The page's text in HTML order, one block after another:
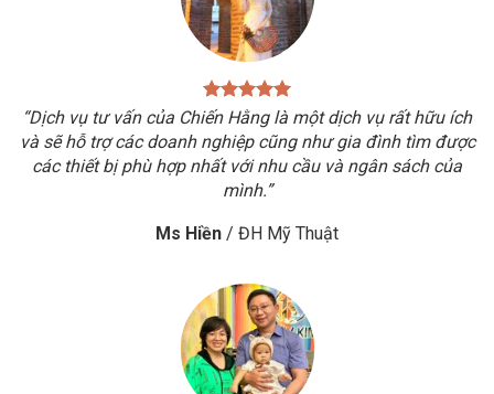
“Dịch vụ tư vấn của Chiến Hằng là một dịch vụ rất hữu ích
và sẽ hỗ trợ các doanh nghiệp cũng như gia đình tìm được
các thiết bị phù hợp nhất với nhu cầu và ngân sách của
mình.”
Ms Hiền / ĐH Mỹ Thuật